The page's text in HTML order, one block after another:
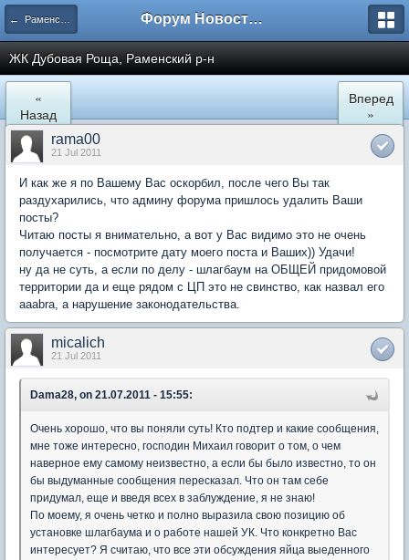
← Раменское Форум Новостройки
ЖК Дубовая Роща, Раменский р-н
«
Назад
Вперед
»
rama00
21 Jul 2011
И как же я по Вашему Вас оскорбил, после чего Вы так
раздухарились, что админу форума пришлось удалить Ваши
посты?
Читаю посты я внимательно, а вот у Вас видимо это не очень
получается - посмотрите дату моего поста и Ваших)) Удачи!
ну да не суть, а если по делу - шлагбаум на ОБЩЕЙ придомовой
территории да и еще рядом с ЦП это не свинство, как назвал его
aaabra, а нарушение законодательства.
micalich
21 Jul 2011
Dama28, on 21.07.2011 - 15:55:
Очень хорошо, что вы поняли суть! Кто подтер и какие сообщения,
мне тоже интересно, господин Михаил говорит о том, о чем
наверное ему самому неизвестно, а если бы было известно, то он
бы выдуманные сообщения пересказал. Что он там себе
придумал, еще и введя всех в заблуждение, я не знаю!
По моему, я очень четко и полно выразила свою позицию об
установке шлагбаума и о работе нашей УК. Что конкретно Вас
интересует? Я считаю, что все эти обсуждения яйца выеденного